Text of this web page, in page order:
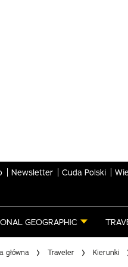
Newsletter Cuda Polski
GEOGRAPHIC
główna Traveler Kierunki